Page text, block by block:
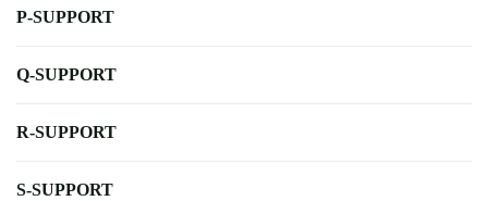
P-SUPPORT
Q-SUPPORT
R-SUPPORT
S-SUPPORT